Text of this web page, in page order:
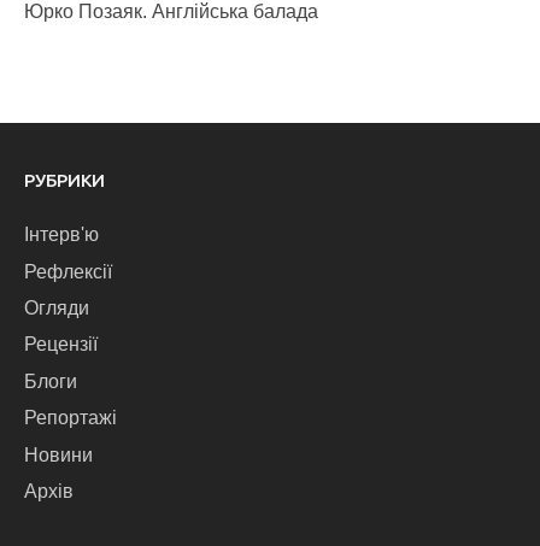
Юрко Позаяк. Англійська балада
РУБРИКИ
Інтерв'ю
Рефлексії
Огляди
Рецензії
Блоги
Репортажі
Новини
Архів